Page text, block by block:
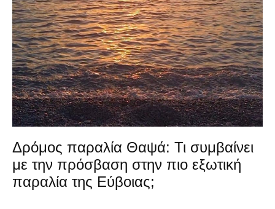
Δρόμος παραλία Θαψά: Τι συμβαίνει
με την πρόσβαση στην πιο εξωτική
παραλία της Εύβοιας;